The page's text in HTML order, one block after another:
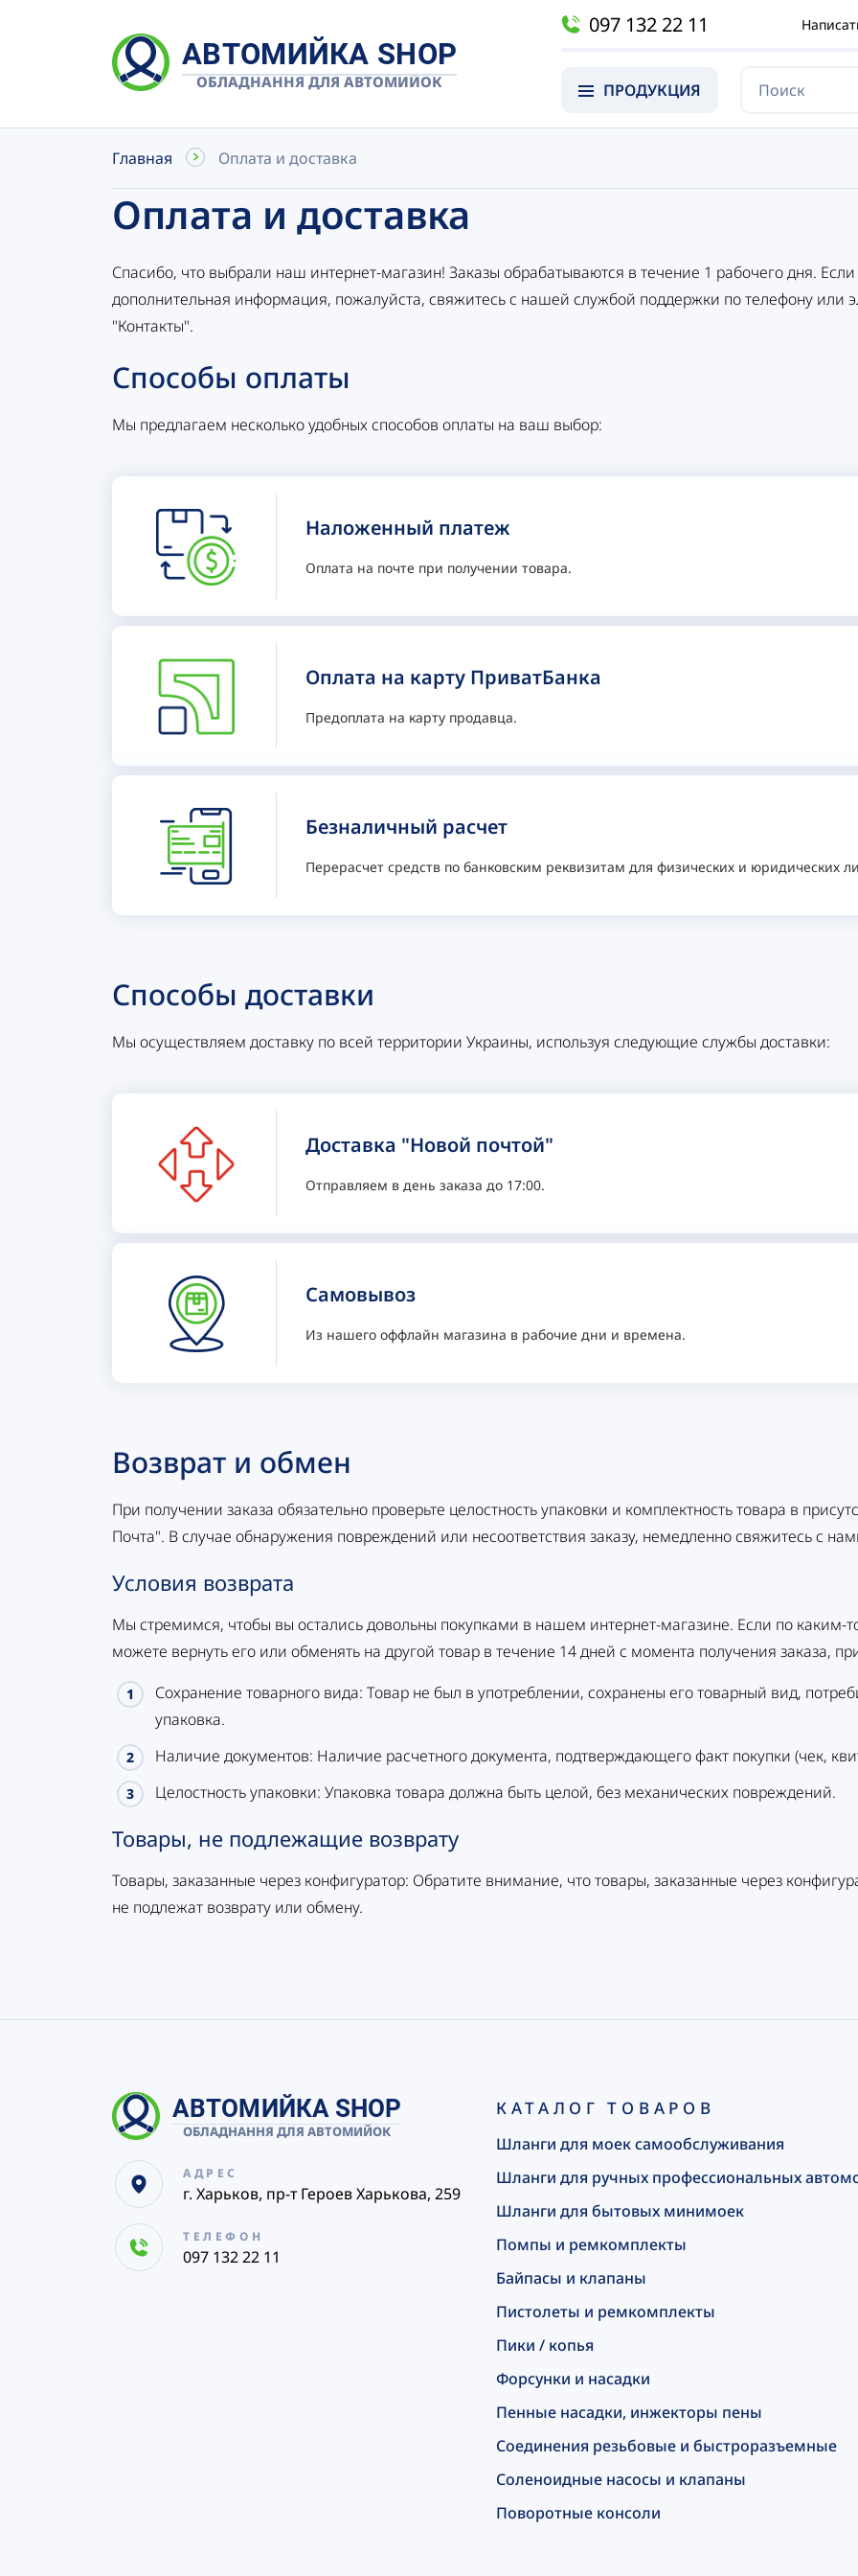
АВТОМИЙКА SHOP
ОБЛАДНАННЯ ДЛЯ АВТОМИЙОК
097 132 22 11
ПРОДУКЦИЯ
Главная Оплата и доставка
Оплата и доставка
Спасибо, что выбрали наш интернет-магазин! Заказы обрабатываются в течение 1 рабочего дня.
дополнительная информация, пожалуйста, свяжитесь с нашей службой поддержки по телефону или
"Контакты".
Способы оплаты
Мы предлагаем несколько удобных способов оплаты на ваш выбор:
Наложенный платеж
Оплата на почте при получении товара.
Оплата на карту ПриватБанка
Предоплата на карту продавца.
Безналичный расчет
Перерасчет средств по банковским реквизитам для физических и юридических
Способы доставки
Мы осуществляем доставку по всей территории Украины, используя следующие службы доставки:
Доставка "Новой почтой"
Отправляем в день заказа до 17:00.
Самовывоз
Из нашего оффлайн магазина в рабочие дни и времена.
Возврат и обмен
При получении заказа обязательно проверьте целостность упаковки и комплектность товара в
Почта". В случае обнаружения повреждений или несоответствия заказу, немедленно свяжитесь с
Условия возврата
Мы стремимся, чтобы вы остались довольны покупками в нашем интернет-магазине. Если по
можете вернуть его или обменять на другой товар в течение 14 дней с момента получения заказа,
Сохранение товарного вида: Товар не был в употреблении, сохранены его товарный вид,
упаковка.
Наличие документов: Наличие расчетного документа, подтверждающего факт покупки (чек,
Целостность упаковки: Упаковка товара должна быть целой, без механических повреждений.
Товары, не подлежащие возврату
Товары, заказанные через конфигуратор: Обратите внимание, что товары, заказанные через
не подлежат возврату или обмену.
АВТОМИЙКА SHOP
ОБЛАДНАННЯ ДЛЯ АВТОМИЙОК
АДРЕС
г. Харьков, пр-т Героев Харькова, 259
ТЕЛЕФОН
097 132 22 11
КАТАЛОГ ТОВАРОВ
Шланги для моек самообслуживания
Шланги для ручных профессиональных
Шланги для бытовых минимоек
Помпы и ремкомплекты
Байпасы и клапаны
Пистолеты и ремкомплекты
Пики / копья
Форсунки и насадки
Пенные насадки, инжекторы пены
Соединения резьбовые и быстроразъемные
Соленоидные насосы и клапаны
Поворотные консоли